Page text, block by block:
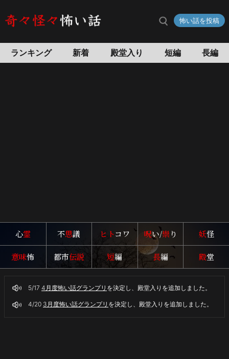
怖い話を投稿
ランキング 新着 殿堂入り 短編 長編
心霊 不思議 ヒトコワ 呪い/祟り 妖怪
意味怖 都市伝説 短編 長編 殿堂
5/17 4月度怖い話グランプリ を決定し、殿堂入りを追加しました。
4/20 3月度怖い話グランプリ を決定し、殿堂入りを追加しました。